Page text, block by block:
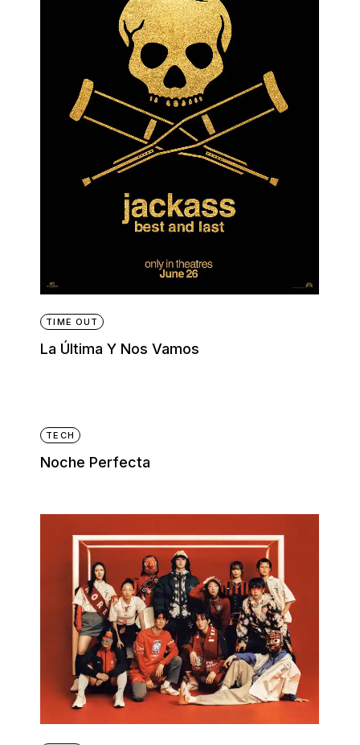
TIME OUT
La Última Y Nos Vamos
TECH
Noche Perfecta